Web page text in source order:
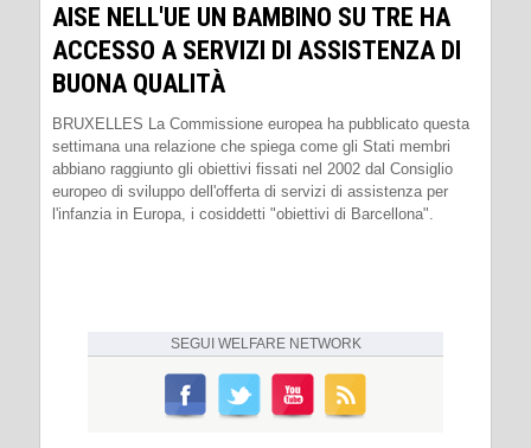
AISE NELL'UE UN BAMBINO SU TRE HA
ACCESSO A SERVIZI DI ASSISTENZA DI
BUONA QUALITÀ
BRUXELLES La Commissione europea ha pubblicato questa
settimana una relazione che spiega come gli Stati membri
abbiano raggiunto gli obiettivi fissati nel 2002 dal Consiglio
europeo di sviluppo dell'offerta di servizi di assistenza per
l'infanzia in Europa, i cosiddetti "obiettivi di Barcellona".
SEGUI WELFARE NETWORK